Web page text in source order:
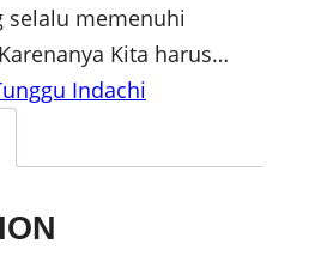
selalu memenuhi
Kita harus…
Indachi